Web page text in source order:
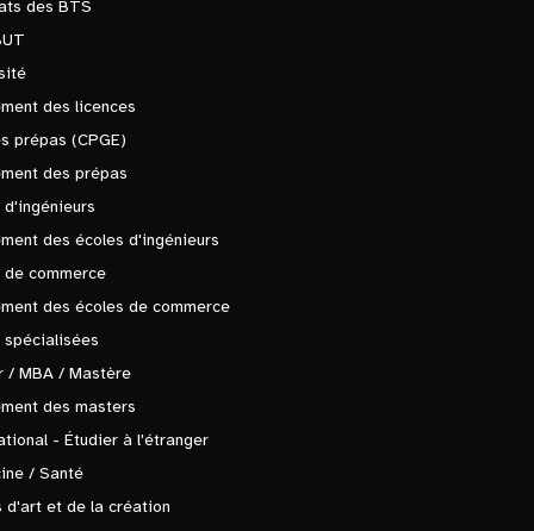
des BTS
des licences
prépas (CPGE)
des prépas
d'ingénieurs
des écoles d'ingénieurs
de commerce
des écoles de commerce
spécialisées
/ MBA / Mastère
des masters
- Étudier à l'étranger
/ Santé
d'art et de la création